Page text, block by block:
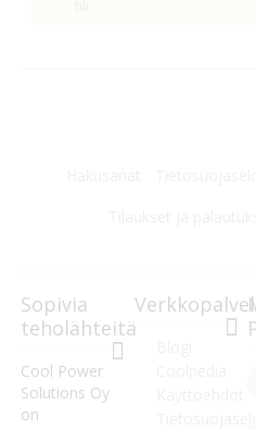
Sopivia
teholähteitä
Cool Power
Solutions Oy
on